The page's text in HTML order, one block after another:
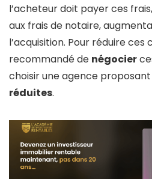
l’acheteur doit payer ces
aux frais de notaire,
l’acquisition. Pour réduire ces
recommandé de négocier
choisir une agence proposant
réduites.